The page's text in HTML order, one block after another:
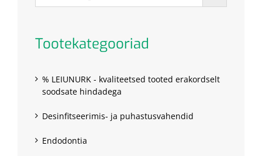
Tootekategooriad
% LEIUNURK - kvaliteetsed tooted erakordselt
soodsate hindadega
Desinfitseerimis- ja puhastusvahendid
Endodontia